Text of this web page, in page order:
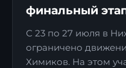
финальный
С 23 по 27 июля в
ограничено
Химиков. На этом